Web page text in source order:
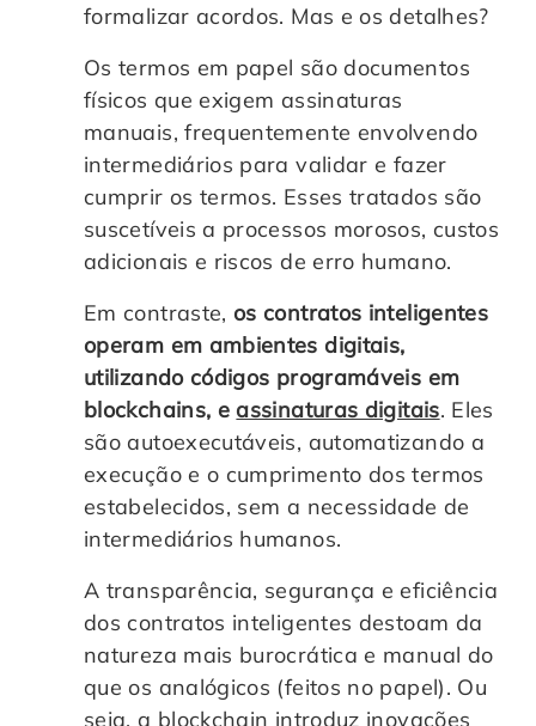
formalizar acordos. Mas e os detalhes?
Os termos em papel são documentos
físicos que exigem assinaturas
manuais, frequentemente envolvendo
intermediários para validar e fazer
cumprir os termos. Esses tratados são
suscetíveis a processos morosos, custos
adicionais e riscos de erro humano.
Em contraste, os contratos inteligentes
operam em ambientes digitais,
utilizando códigos programáveis em
blockchains, e assinaturas digitais. Eles
são autoexecutáveis, automatizando a
execução e o cumprimento dos termos
estabelecidos, sem a necessidade de
intermediários humanos.
A transparência, segurança e eficiência
dos contratos inteligentes destoam da
natureza mais burocrática e manual do
que os analógicos (feitos no papel). Ou
seja, a blockchain introduz inovações